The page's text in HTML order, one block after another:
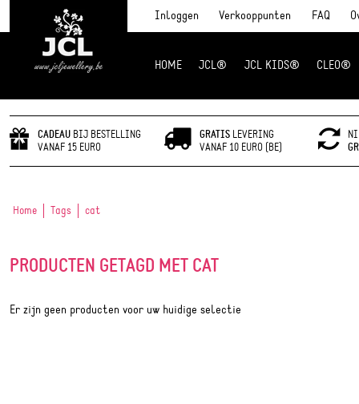
Inloggen Verkooppunten FAQ
HOME JCL® JCL KIDS® CLEO®
CADEAU BIJ BESTELLING
VANAF 15 EURO
GRATISLEVERING
VANAF 10 EURO (BE)
Home Tags cat
PRODUCTEN GETAGD MET CAT
Er zijn geen producten voor uw huidige selectie